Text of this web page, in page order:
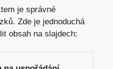
je správné
Zde je jednoduchá
obsah na slajdech: